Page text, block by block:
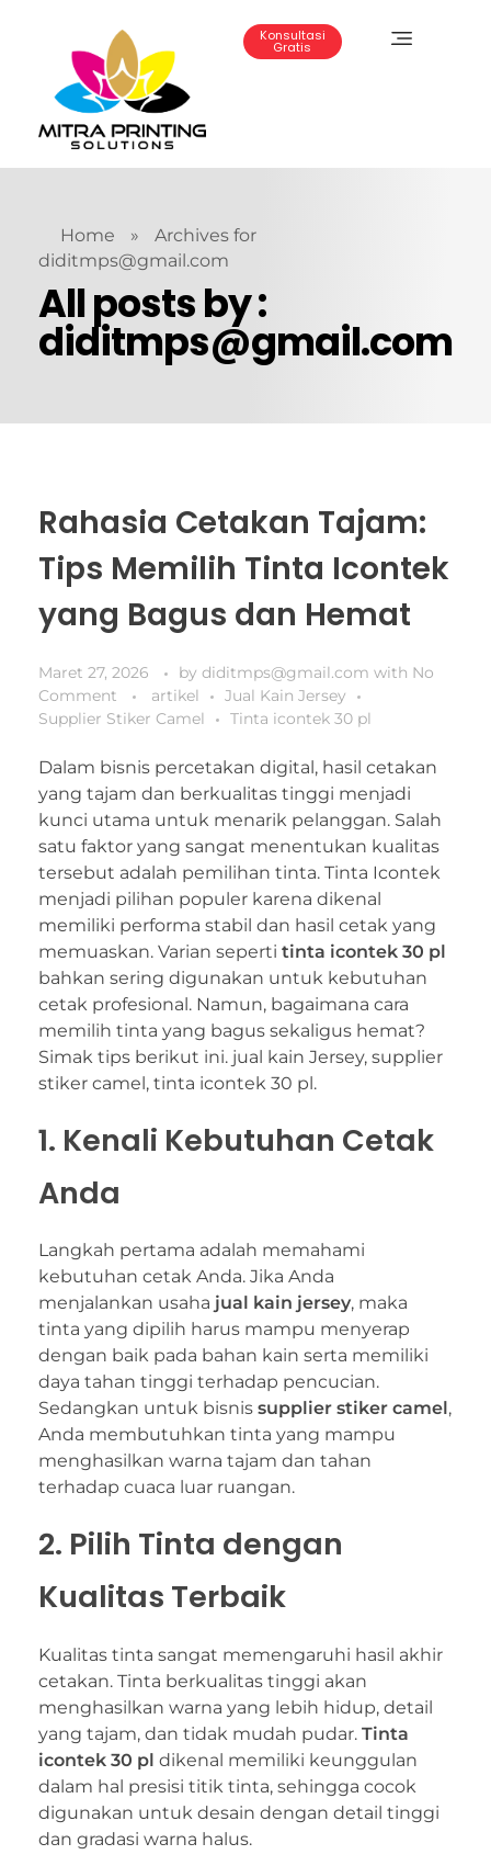
Mitra Printing Solution
Konsultasi
Gratis
Home »
Archives for
diditmps@gmail.com
All posts by :
diditmps@gmail.com
Rahasia Cetakan Tajam:
Tips Memilih Tinta Icontek
yang Bagus dan Hemat
Maret 27, 2026 by diditmps@gmail.com with No
Comment
artikel
Jual Kain Jersey
Supplier Stiker Camel
Tinta icontek 30 pl
Dalam bisnis percetakan digital, hasil cetakan
yang tajam dan berkualitas tinggi menjadi
kunci utama untuk menarik pelanggan. Salah
satu faktor yang sangat menentukan kualitas
tersebut adalah pemilihan tinta. Tinta Icontek
menjadi pilihan populer karena dikenal
memiliki performa stabil dan hasil cetak yang
memuaskan. Varian seperti tinta icontek 30 pl
bahkan sering digunakan untuk kebutuhan
cetak profesional. Namun, bagaimana cara
memilih tinta yang bagus sekaligus hemat?
Simak tips berikut ini. jual kain Jersey, supplier
stiker camel, tinta icontek 30 pl.
1. Kenali Kebutuhan Cetak
Anda
Langkah pertama adalah memahami
kebutuhan cetak Anda. Jika Anda
menjalankan usaha jual kain jersey, maka
tinta yang dipilih harus mampu menyerap
dengan baik pada bahan kain serta memiliki
daya tahan tinggi terhadap pencucian.
Sedangkan untuk bisnis supplier stiker camel ,
Anda membutuhkan tinta yang mampu
menghasilkan warna tajam dan tahan
terhadap cuaca luar ruangan.
2. Pilih Tinta dengan
Kualitas Terbaik
Kualitas tinta sangat memengaruhi hasil akhir
cetakan. Tinta berkualitas tinggi akan
menghasilkan warna yang lebih hidup, detail
yang tajam, dan tidak mudah pudar. Tinta
icontek 30 pl dikenal memiliki keunggulan
dalam hal presisi titik tinta, sehingga cocok
digunakan untuk desain dengan detail tinggi
dan gradasi warna halus.